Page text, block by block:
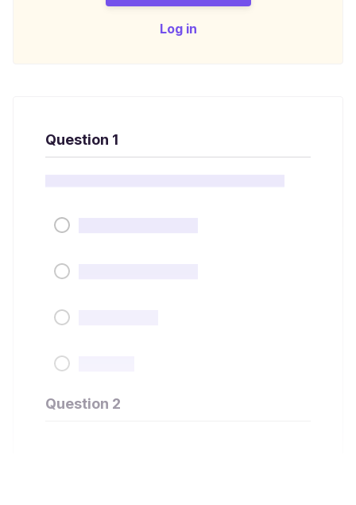
Log in
Question 1
Question 2